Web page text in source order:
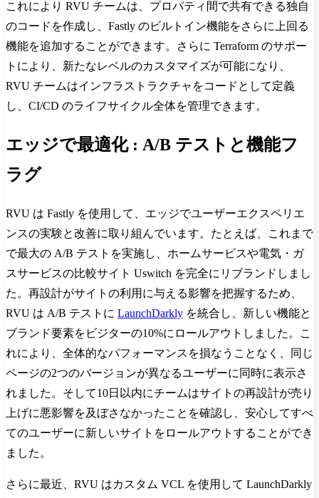
これにより RVU チームは、プロパティ間で共有できる独自
のコードを作成し、Fastly のビルトイン機能をさらに上回る
機能を追加することができます。さらに Terraform のサポー
トにより、新たなレベルのカスタマイズが可能になり、
RVU チームはインフラストラクチャをコードとして定義
し、CI/CD のライフサイクル全体を管理できます。
エッジで最適化 : A/B テストと機能フ
ラグ
RVU は Fastly を使用して、エッジでユーザーエクスペリエ
ンスの実験と改善に取り組んでいます。たとえば、これまで
で最大の A/B テストを実施し、ホームサービスや電気・ガ
スサービスの比較サイト Uswitch を完全にリブランドしまし
た。再設計がサイトの利用に与える影響を把握するため、
RVU は A/B テストに LaunchDarkly を統合し、新しい機能と
ブランド要素をビジターの10%にロールアウトしました。こ
れにより、全体的なパフォーマンスを損なうことなく、同じ
ページの2つのバージョンが異なるユーザーに同時に表示さ
れました。そして10日以内にチームはサイトの再設計が売り
上げに悪影響を及ぼさなかったことを確認し、安心してすべ
てのユーザーに新しいサイトをロールアウトすることができ
ました。
さらに最近、RVU はカスタム VCL を使用して LaunchDarkly